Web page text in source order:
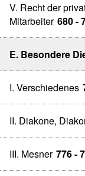
V. Recht der
Mitarbeiter 680 -
E. Besondere
I. Verschiedenes
II. Diakone,
III. Mesner 776 -